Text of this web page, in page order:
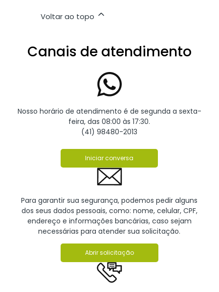
Voltar ao topo
Canais de atendimento
Nosso horário de atendimento é de segunda a sexta-
feira, das 08:00 às 17:30.
(41) 98480-2013
Iniciar conversa
Para garantir sua segurança, podemos pedir alguns
dos seus dados pessoais, como: nome, celular, CPF,
endereço e informações bancárias, caso sejam
necessárias para atender sua solicitação.
Abrir solicitação